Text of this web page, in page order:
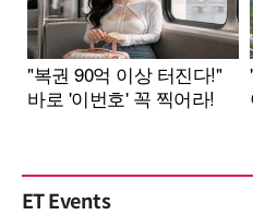
ET Events